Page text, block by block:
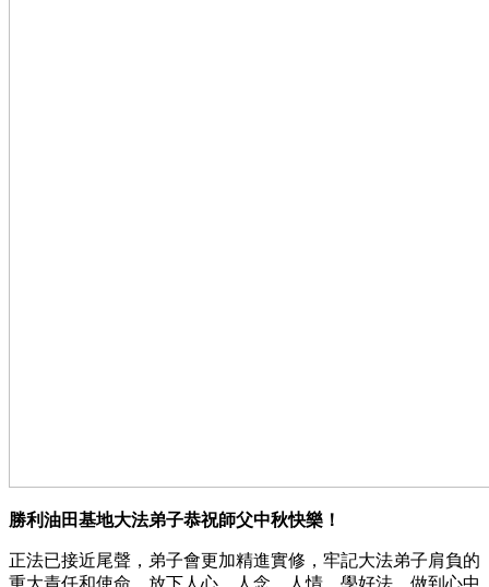
勝利油田基地大法弟子恭祝師父中秋快樂！
正法已接近尾聲，弟子會更加精進實修，牢記大法弟子肩負的
重大責任和使命，放下人心、人念、人情，學好法，做到心中